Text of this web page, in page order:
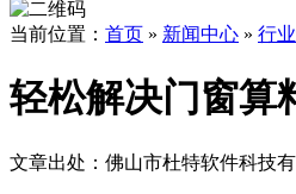
当前位置： 首页 » 新闻中心 » 行
轻松解决门窗算
文章出处：佛山市杜特软件科技